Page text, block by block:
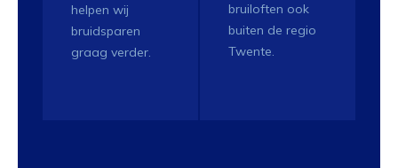
helpen wij
bruidsparen
graag verder.
bruiloften ook
buiten de regio
Twente.